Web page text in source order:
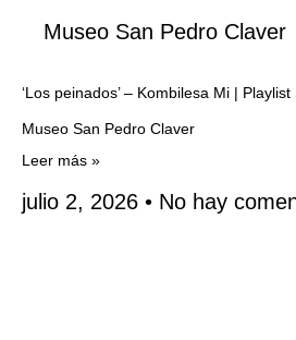
Museo San Pedro Claver
‘Los peinados’ – Kombilesa Mi |
Museo San Pedro Claver
Leer más »
julio 2, 2026 No hay